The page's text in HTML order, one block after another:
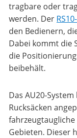
tragbare oder
werden. Der
den Bedienern,
Dabei kommt die
die
beibehält.
Das AU20-
Rucksäcken
Gebieten. Dieser